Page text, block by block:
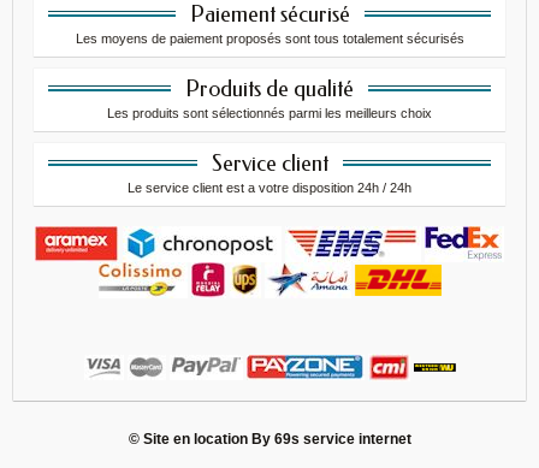
Paiement sécurisé
Les moyens de paiement proposés sont tous totalement sécurisés
Produits de qualité
Les produits sont sélectionnés parmi les meilleurs choix
Service client
Le service client est a votre disposition 24h / 24h
© Site en location By 69s service internet